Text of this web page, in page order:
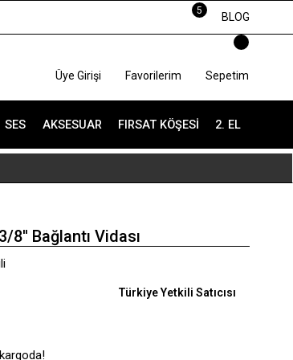
5
BLOG
Üye Girişi Favorilerim Sepetim
SES AKSESUAR FIRSAT KÖŞESI 2. EL
Bağlantı Vidası
Türkiye Yetkili Satıcısı